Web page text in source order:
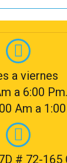
a viernes
a 6:00 Pm.
Am a
# 72-165